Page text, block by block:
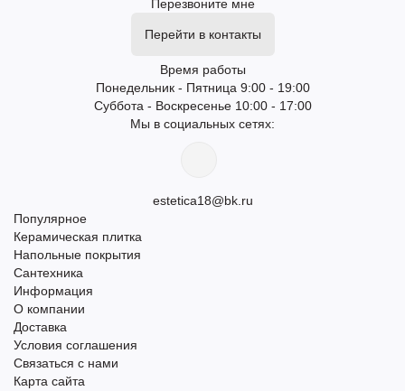
Перезвоните мне
Перейти в контакты
Время работы
Понедельник - Пятница 9:00 - 19:00
Суббота - Воскресенье 10:00 - 17:00
Мы в социальных сетях:
estetica18@bk.ru
Популярное
Керамическая плитка
Напольные покрытия
Сантехника
Информация
О компании
Доставка
Условия соглашения
Связаться с нами
Карта сайта